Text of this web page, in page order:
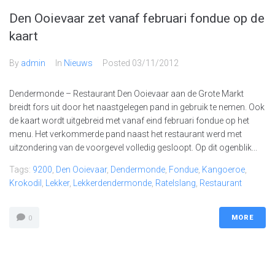
Den Ooievaar zet vanaf februari fondue op de
kaart
By admin In Nieuws Posted 03/11/2012
Dendermonde – Restaurant Den Ooievaar aan de Grote Markt
breidt fors uit door het naastgelegen pand in gebruik te nemen. Ook
de kaart wordt uitgebreid met vanaf eind februari fondue op het
menu. Het verkommerde pand naast het restaurant werd met
uitzondering van de voorgevel volledig gesloopt. Op dit ogenblik...
Tags: 9200 Den Ooievaar, Dendermonde Fondue Kangoeroe
Krokodil
Lekker, Lekkerdendermonde Ratelslang Restaurant
0 MORE